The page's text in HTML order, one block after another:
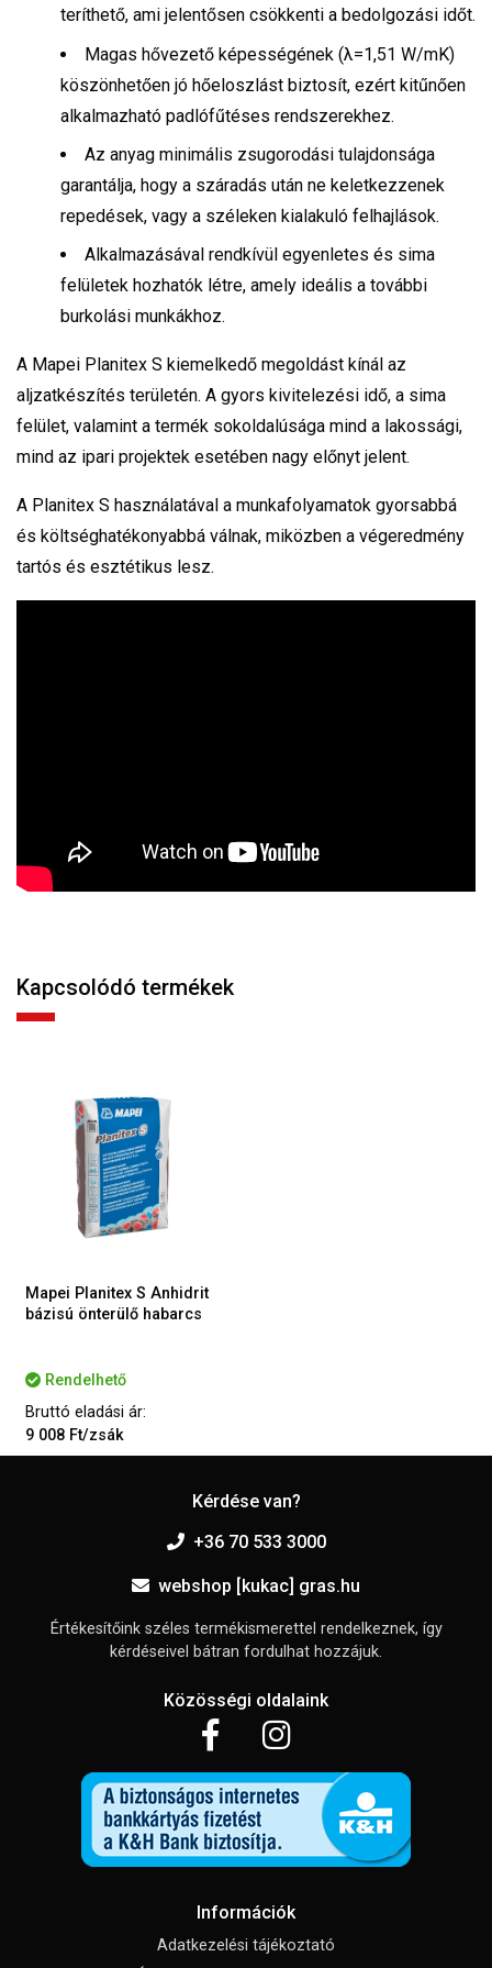
teríthető, ami jelentősen csökkenti a bedolgozási időt.
Magas hővezető képességének (λ=1,51 W/mK)
köszönhetően jó hőeloszlást biztosít, ezért kitűnően
alkalmazható padlófűtéses rendszerekhez.
Az anyag minimális zsugorodási tulajdonsága
garantálja, hogy a száradás után ne keletkezzenek
repedések, vagy a széleken kialakuló felhajlások.
Alkalmazásával rendkívül egyenletes és sima
felületek hozhatók létre, amely ideális a további
burkolási munkákhoz.
A Mapei Planitex S kiemelkedő megoldást kínál az
aljzatkészítés területén. A gyors kivitelezési idő, a sima
felület, valamint a termék sokoldalúsága mind a lakossági,
mind az ipari projektek esetében nagy előnyt jelent.
A Planitex S használatával a munkafolyamatok gyorsabbá
és költséghatékonyabbá válnak, miközben a végeredmény
tartós és esztétikus lesz.
Kapcsolódó termékek
Mapei Planitex S Anhidrit
bázisú önterülő habarcs
Rendelhető
Bruttó eladási ár:
9 008 Ft/zsák
Kérdése van?
+36 70 533 3000
webshop [kukac] gras.hu
Értékesítőink széles termékismerettel rendelkeznek, így
kérdéseivel bátran fordulhat hozzájuk.
Közösségi oldalaink
Információk
Adatkezelési tájékoztató